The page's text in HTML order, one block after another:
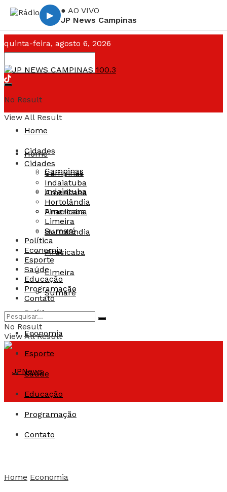
▶
● AO VIVO
JP News Campinas
quinta-feira, agosto 6, 2026
No Result
View All Result
Home
Cidades
Campinas
Indaiatuba
Americana
Hortolândia
Piracicaba
Limeira
Sumaré
Política
Economia
Esporte
Saúde
Educação
Programação
Contato
Home
Cidades
Campinas
Indaiatuba
Americana
Hortolândia
Piracicaba
Limeira
Sumaré
Política
Economia
Esporte
Saúde
Educação
Programação
Contato
No Result
View All Result
Home Economia